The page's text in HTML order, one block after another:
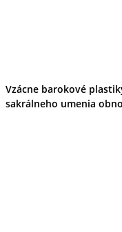
Vzácne barokové
sakrálneho umenia